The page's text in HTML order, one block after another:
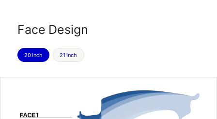
Face Design
20 inch 21 inch